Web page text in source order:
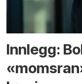
Innlegg: